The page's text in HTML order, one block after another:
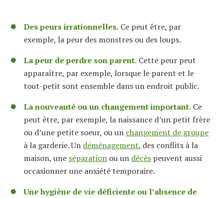
Des peurs irrationnelles. Ce peut être, par
exemple, la peur des monstres ou des loups.
La peur de perdre son parent. Cette peur peut
apparaître, par exemple, lorsque le parent et le
tout-petit sont ensemble dans un endroit public.
La nouveauté ou un changement important. Ce
peut être, par exemple, la naissance d’un petit frère
ou d’une petite soeur, ou un changement de groupe
à la garderie. Un déménagement, des conflits à la
maison, une séparation ou un décès peuvent aussi
occasionner une anxiété temporaire.
Une hygiène de vie déficiente ou l’absence de